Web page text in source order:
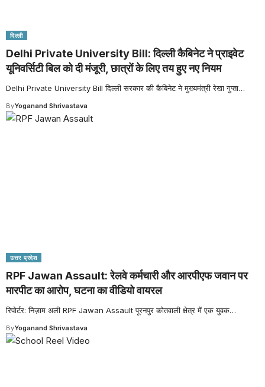
दिल्ली
Delhi Private University Bill: दिल्ली कैबिनेट ने प्राइवेट
यूनिवर्सिटी बिल को दी मंजूरी, छात्रों के लिए तय हुए नए नियम
Delhi Private University Bill दिल्ली सरकार की कैबिनेट ने मुख्यमंत्री रेखा गुप्ता…
ByYoganand Shrivastava
उत्तर प्रदेश
RPF Jawan Assault: रेलवे कर्मचारी और आरपीएफ जवान पर
मारपीट का आरोप, घटना का वीडियो वायरल
रिपोर्टर: निज़ाम अली RPF Jawan Assault पूरनपुर कोतवाली क्षेत्र में एक युवक…
ByYoganand Shrivastava